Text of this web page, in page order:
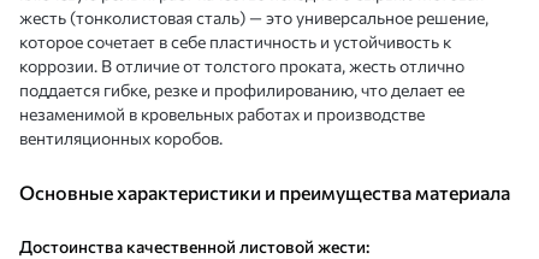
жесть (тонколистовая сталь) — это универсальное решение,
которое сочетает в себе пластичность и устойчивость к
коррозии. В отличие от толстого проката, жесть отлично
поддается гибке, резке и профилированию, что делает ее
незаменимой в кровельных работах и производстве
вентиляционных коробов.
Основные характеристики и преимущества материала
Достоинства качественной листовой жести: